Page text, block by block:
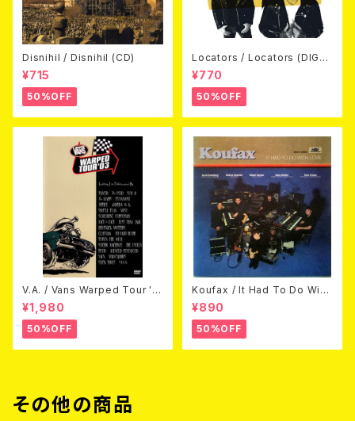
Disnihil / Disnihil (CD)
¥715
50%OFF
Locators / Locators (DIGPA
CK CD)
¥770
50%OFF
V.A. / Vans Warped Tour '0
3 (DVD)
¥1,980
50%OFF
Koufax / It Had To Do With
Love (CD)
¥890
50%OFF
その他の商品